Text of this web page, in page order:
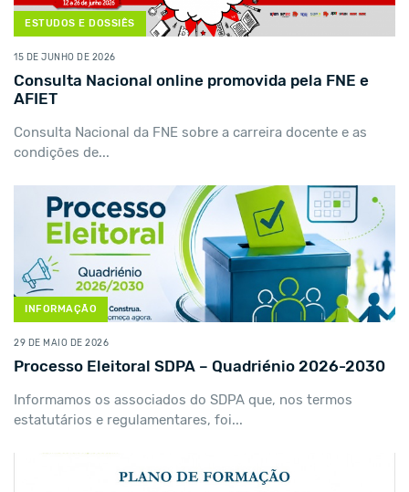
ESTUDOS E DOSSIÊS
15 DE JUNHO DE 2026
Consulta Nacional online promovida pela FNE e
AFIET
Consulta Nacional da FNE sobre a carreira docente e as
condições de...
INFORMAÇÃO
29 DE MAIO DE 2026
Processo Eleitoral SDPA – Quadriénio 2026-2030
Informamos os associados do SDPA que, nos termos
estatutários e regulamentares, foi...